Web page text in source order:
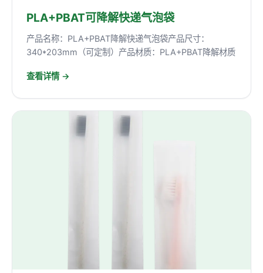
PLA+PBAT可降解快递气泡袋
产品名称：PLA+PBAT降解快递气泡袋产品尺寸：
340*203mm（可定制）产品材质：PLA+PBAT降解材质
查看详情 →